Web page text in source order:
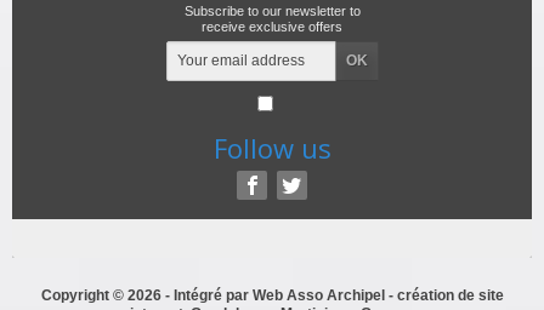
Subscribe to our newsletter to
receive exclusive offers
Follow us
Copyright © 2026 - Intégré par Web Asso Archipel - création de site